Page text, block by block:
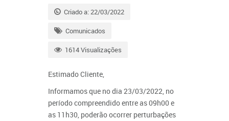
Criado a: 22/03/2022
Comunicados
1614 Visualizações
Estimado Cliente,
Informamos que no dia 23/03/2022, no
período compreendido entre as 09h00 e
as 11h30, poderão ocorrer perturbações